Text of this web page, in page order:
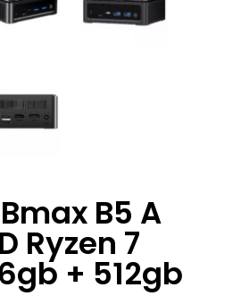
B5 A
Ryzen 7
+ 512gb